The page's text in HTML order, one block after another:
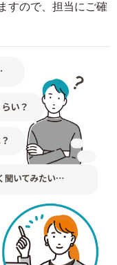
すので、担当にご確